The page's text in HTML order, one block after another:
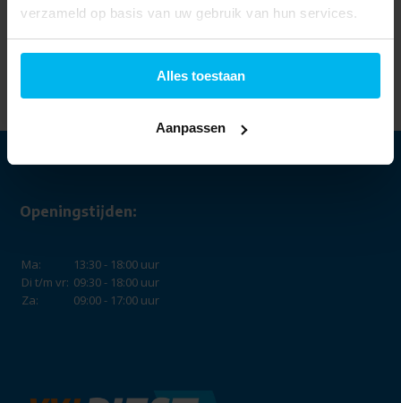
verzameld op basis van uw gebruik van hun services.
Alles toestaan
Aanpassen
AEG FFB64627ZW
SatellitClean -
599,-
Openingstijden:
Ma:
13:30 - 18:00 uur
Di t/m vr: 09:30 - 18:00 uur
Za:
09:00 - 17:00 uur